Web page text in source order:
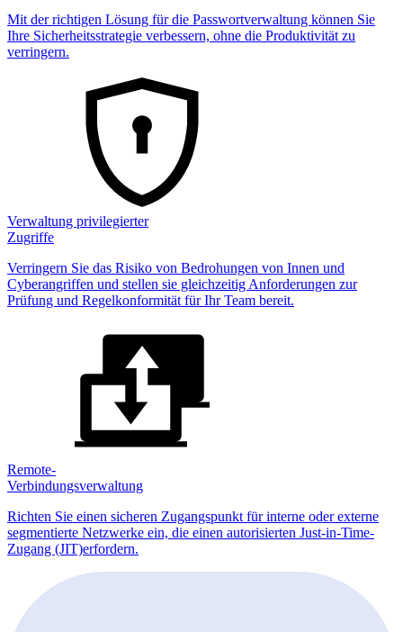
Mit der richtigen Lösung für die Passwortverwaltung können Sie
Ihre Sicherheitsstrategie verbessern, ohne die Produktivität zu
verringern.
Verwaltung privilegierter
Zugriffe
Verringern Sie das Risiko von Bedrohungen von Innen und
Cyberangriffen und stellen sie gleichzeitig Anforderungen zur
Prüfung und Regelkonformität für Ihr Team bereit.
Remote-
Verbindungsverwaltung
Richten Sie einen sicheren Zugangspunkt für interne oder externe
segmentierte Netzwerke ein, die einen autorisierten Just-in-Time-
Zugang (JIT)erfordern.